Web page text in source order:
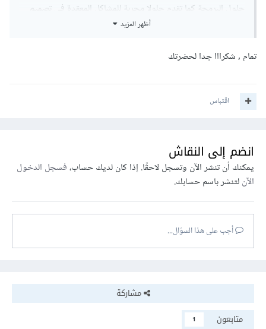
حلول البرمجة كما تقدم حلولا مجربة للمشاكل المعقدة في تصميم
لذا وبغض النظر عن التخصص أو اللغة التي تختارها كمبرمج، فإن
كتابة كود أفضل وأكثر قابلية للصيانة.
التواصل بشكل أفضل مع المطورين الآخرين.
تحسين مهاراتك في تصميم البرمجيات.
أن تعلمها يمكن أن يحسن مهاراتك بشكل كبير ويجعلك مبرمجا
أفضل، بغض النظر عن مجال تخصصك أو اللغة التي تستخدمها.
أظهر المزيد
تمام , شكرااا جدا لحضرتك
اقتباس
انضم إلى النقاش
يمكنك أن تنشر الآن وتسجل لاحقًا. إذا كان لديك حساب،فسجل الدخول
الآنلتنشر باسم حسابك.
أجب على هذا السؤال...
مشاركة
متابعون
1